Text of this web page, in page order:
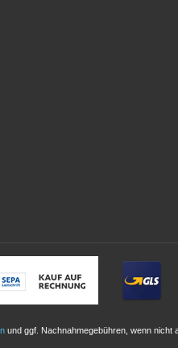
und ggf. Nachnahmegebühren, wenn nicht